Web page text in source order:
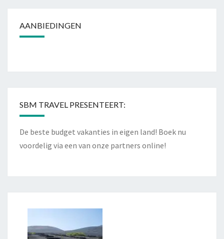
AANBIEDINGEN
SBM TRAVEL PRESENTEERT:
De beste budget vakanties in eigen land! Boek nu
voordelig via een van onze partners online!